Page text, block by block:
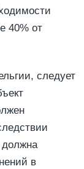
40% от
следует
должна
в